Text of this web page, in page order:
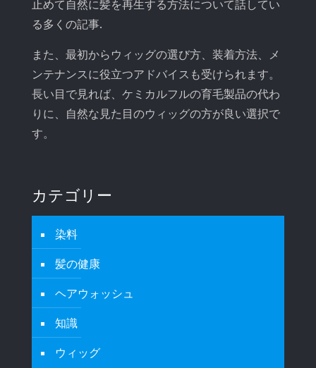
止めて自然に髪を再生する方法について話してい
る多くの記事.
また、最初からウィッグの選び方、装着方法、メ
ンテナンスに役立つアドバイスも受けられます。
長い目で見れば、ケミカルフルの育毛製品の代わ
りに、自然な見た目のウィッグの方が良い選択で
す。
カテゴリー
染料
髪の健康
ヘアウォッシュ
知識
ウィッグ